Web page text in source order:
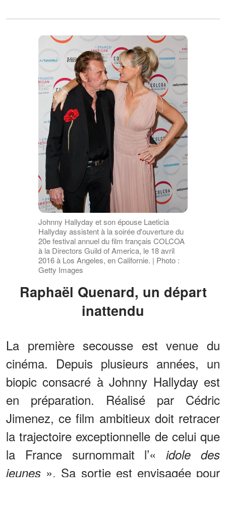
Johnny Hallyday et son épouse Laeticia
Hallyday assistent à la soirée d'ouverture du
20e festival annuel du film français COLCOA
à la Directors Guild of America, le 18 avril
2016 à Los Angeles, en Californie. | Photo :
Getty Images
Raphaël Quenard, un départ
inattendu
La première secousse est venue du
cinéma. Depuis plusieurs années, un
biopic consacré à Johnny Hallyday est
en préparation. Réalisé par Cédric
Jimenez, ce film ambitieux doit retracer
la trajectoire exceptionnelle de celui que
la France surnommait l’«idole des
jeunes ». Sa sortie est envisagée pour